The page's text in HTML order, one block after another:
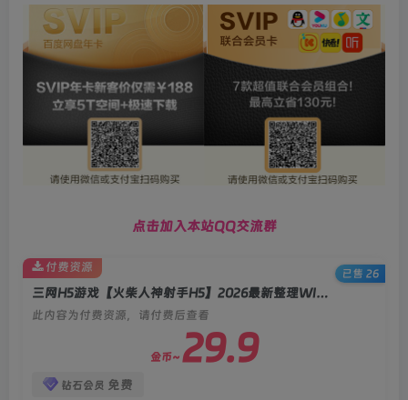
点击加入本站QQ交流群
三网H5游戏【火柴人神射手H5】2026最新整理WIN系服务端+Linux手工服务端+简易客户端+教程
此内容为付费资源，请付费后查看
金币~ 29.9
钻石会员 免费
付费资源
已售 26